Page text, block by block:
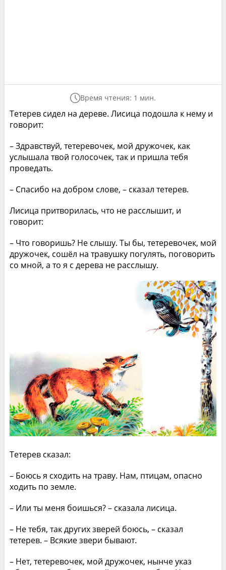
Время чтения: 1 мин.
Тетерев сидел на дереве. Лисица подошла к нему и
говорит:
– Здравствуй, тетеревочек, мой дружочек, как
услышала твой голосочек, так и пришла тебя
проведать.
– Спасибо на добром слове, – сказал тетерев.
Лисица притворилась, что не расслышит, и
говорит:
– Что говоришь? Не слышу. Ты бы, тетеревочек, мой
дружочек, сошёл на травушку погулять, поговорить
со мной, а то я с дерева не расслышу.
Тетерев сказал:
– Боюсь я сходить на траву. Нам, птицам, опасно
ходить по земле.
– Или ты меня боишься? – сказала лисица.
– Не тебя, так других зверей боюсь, – сказал
тетерев. – Всякие звери бывают.
– Нет, тетеревочек, мой дружочек, нынче указ